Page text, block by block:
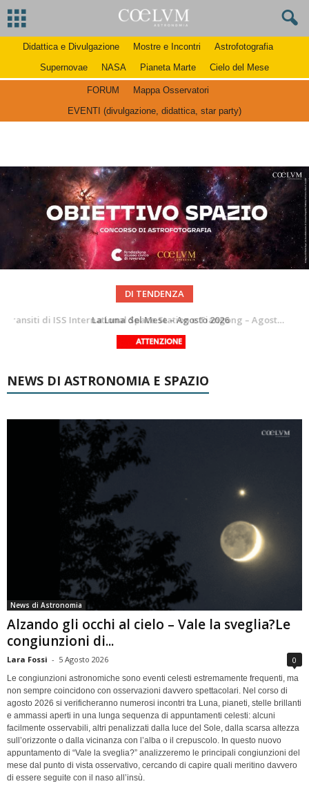
Didattica e Divulgazione Mostre e Incontri
Astrofotografia
Supernovae
NASA Pianeta Marte Cielo del Mese
FORUM
Mappa Osservatori
EVENTI (divulgazione, didattica, star party)
DI TENDENZA
La Luna del Mese – Agosto 2026
Le costellazioni di Agosto 2026: Delfino
NEWS DI ASTRONOMIA E SPAZIO
News di Astronomia
Alzando gli occhi al cielo – Vale la sveglia?Le
congiunzioni di...
Lara Fossi - 5 Agosto 2026 0
Le congiunzioni astronomiche sono eventi celesti estremamente frequenti, ma
non sempre coincidono con osservazioni davvero spettacolari. Nel corso di
agosto 2026 si verificheranno numerosi incontri tra Luna, pianeti, stelle brillanti
e ammassi aperti in una lunga sequenza di appuntamenti celesti: alcuni
facilmente osservabili, altri penalizzati dalla luce del Sole, dalla scarsa altezza
sull’orizzonte o dalla vicinanza con l’alba o il crepuscolo. In questo nuovo
appuntamento di “Vale la sveglia?” analizzeremo le principali congiunzioni del
mese dal punto di vista osservativo, cercando di capire quali meritino davvero
di essere seguite con il naso all’insù.